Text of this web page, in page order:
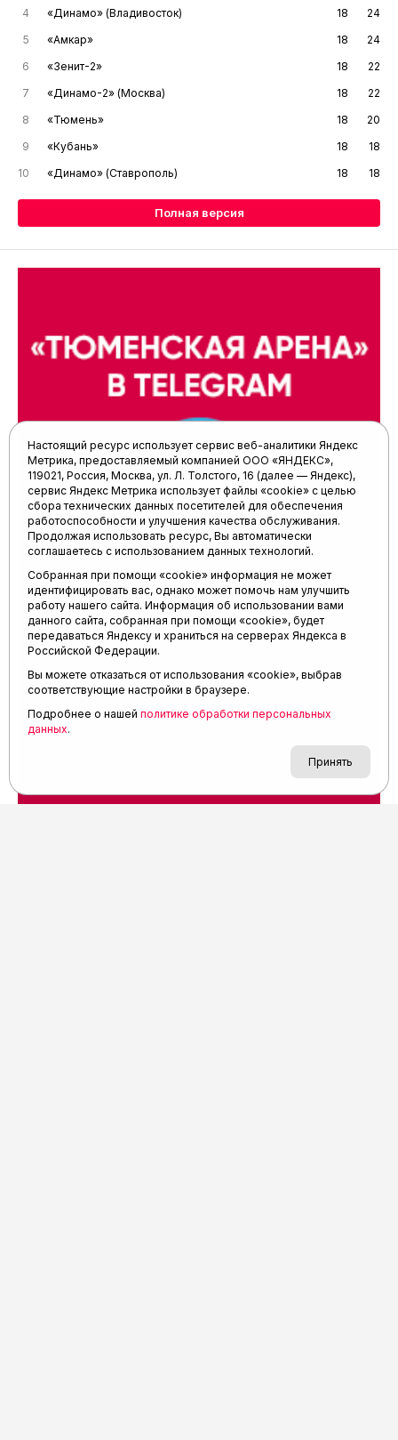
4
«Динамо» (Владивосток) 18
24
5
«Амкар» 18
24
6
«Зенит-2» 18
22
7
«Динамо-2» (Москва) 18
22
8
«Тюмень» 18
20
9
«Кубань» 18
18
10
«Динамо» (Ставрополь) 18 18
Полная версия
Настоящий ресурс использует сервис веб-аналитики Яндекс
Метрика, предоставляемый компанией ООО «ЯНДЕКС»,
119021, Россия, Москва, ул. Л. Толстого, 16 (далее — Яндекс),
сервис Яндекс Метрика использует файлы «cookie» с целью
сбора технических данных посетителей для обеспечения
работоспособности и улучшения качества обслуживания.
Продолжая использовать ресурс, Вы автоматически
соглашаетесь с использованием данных технологий.
Собранная при помощи «cookie» информация не может
идентифицировать вас, однако может помочь нам улучшить
работу нашего сайта. Информация об использовании вами
данного сайта, собранная при помощи «cookie», будет
передаваться Яндексу и храниться на серверах Яндекса в
Российской Федерации.
Вы можете отказаться от использования «cookie», выбрав
соответствующие настройки в браузере.
Подробнее о нашей политике обработки персональных
данных.
Принять